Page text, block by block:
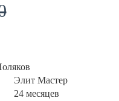
Элит Мастер
24 месяцев